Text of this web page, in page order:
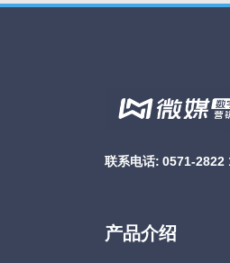
联系电话: 0571-2822
产品介绍